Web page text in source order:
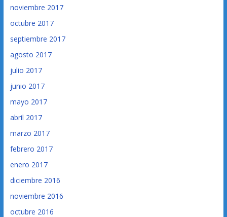
noviembre 2017
octubre 2017
septiembre 2017
agosto 2017
julio 2017
junio 2017
mayo 2017
abril 2017
marzo 2017
febrero 2017
enero 2017
diciembre 2016
noviembre 2016
octubre 2016